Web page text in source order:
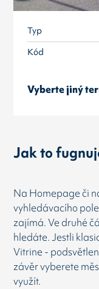
Typ
Kód
Vyberte jiný
Jak to
Na Homepage či
vyhledávacího
zajímá. Ve druhé
hledáte. Jestli
Vitrine -
závěr vyberete
využít.